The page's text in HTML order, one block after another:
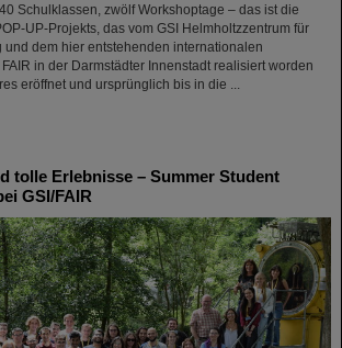
Schulklassen, zwölf Workshoptage – das ist die
UP-Projekts, das vom GSI Helmholtzzentrum für
und dem hier entstehenden internationalen
in der Darmstädter Innenstadt realisiert worden
eröffnet und ursprünglich bis in die ...
tolle Erlebnisse – Summer Student
GSI/FAIR